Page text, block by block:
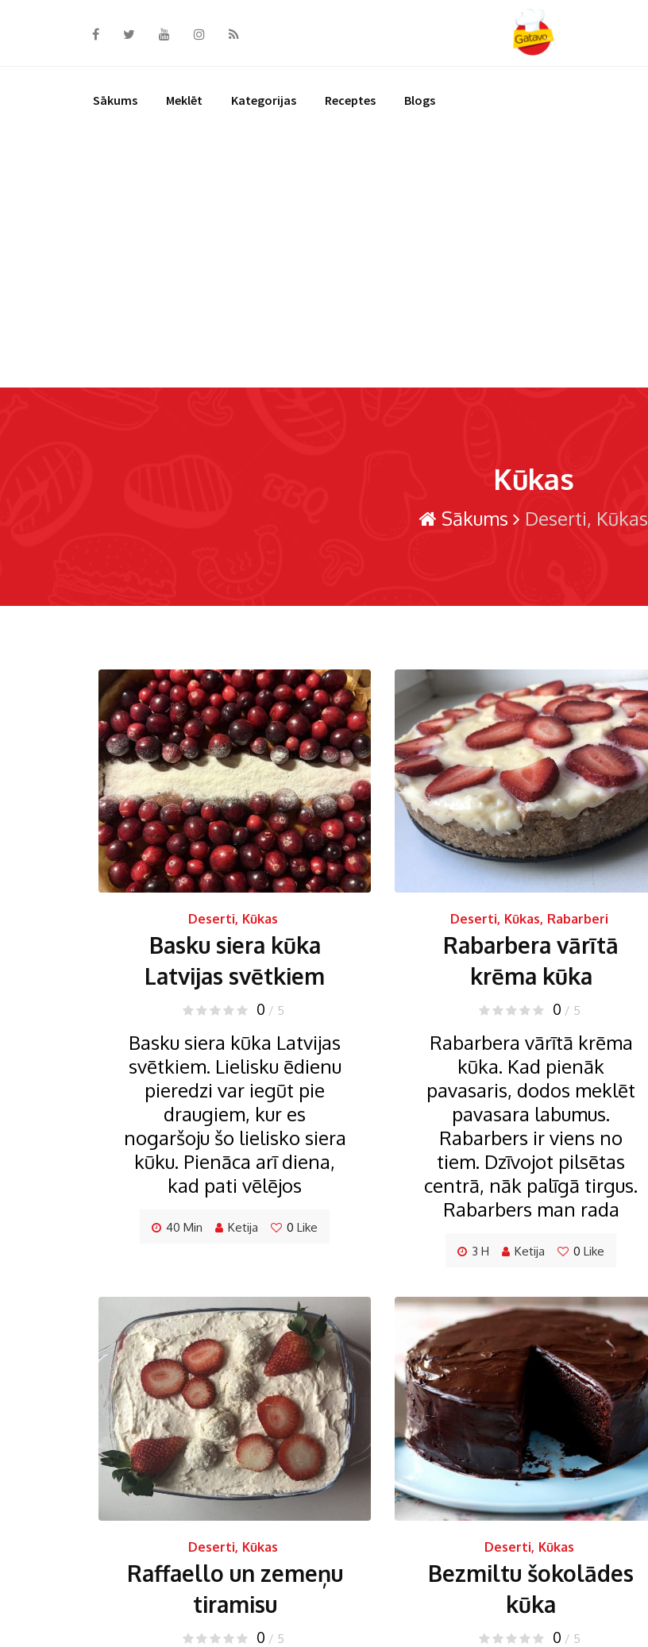
Sākums Meklēt Kategorijas Receptes Blogs
Kūkas
Sākums Deserti Kūkas
Deserti, Kūkas
Basku siera kūka
Latvijas svētkiem
0 / 5
Basku siera kūka Latvijas
svētkiem. Lielisku ēdienu
pieredzi var iegūt pie
draugiem, kur es
nogaršoju šo lielisko siera
kūku. Pienāca arī diena,
kad pati vēlējos
40 Min Ketija 0 Like
Deserti, Kūkas, Rabarberi
Rabarbera vārītā
krēma kūka
0 / 5
Rabarbera vārītā krēma
kūka. Kad pienāk
pavasaris, dodos meklēt
pavasara labumus.
Rabarbers ir viens no
tiem. Dzīvojot pilsētas
centrā, nāk palīgā tirgus.
Rabarbers man rada
3 H Ketija 0 Like
Deserti, Kūkas
Raffaello un zemeņu
tiramisu
0 / 5
Deserti, Kūkas
Bezmiltu šokolādes
kūka
0 / 5